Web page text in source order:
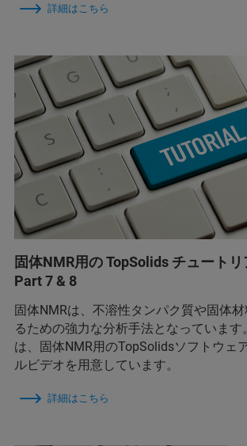
詳細はこちら
固体NMR用の TopSolids チュート
Part 7 & 8
固体NMRは、不溶性タンパク質や固体
るための強力な分析手法となっています
は、固体NMR用のTopSolidsソフトウェ
ルビデオを用意しています。
詳細はこちら